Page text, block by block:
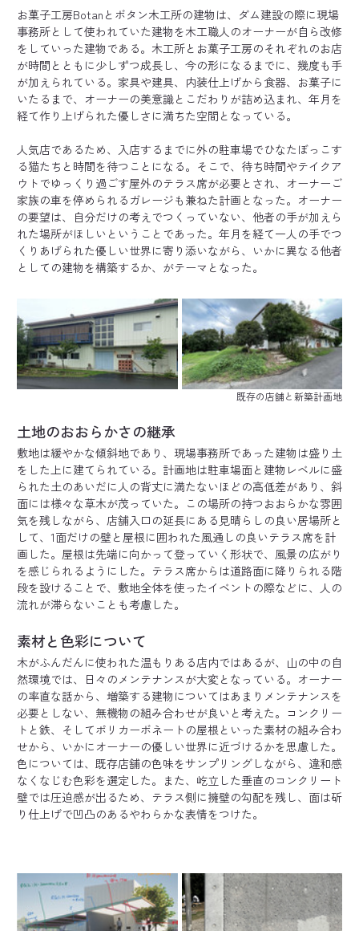
お菓子工房Botanとボタン木工所の建物は、ダム建設の際に現場
事務所として使われていた建物を木工職人のオーナーが自ら改修
をしていった建物である。木工所とお菓子工房のそれぞれのお店
が時間とともに少しずつ成長し、今の形になるまでに、幾度も手
が加えられている。家具や建具、内装仕上げから食器、お菓子に
いたるまで、オーナーの美意識とこだわりが詰め込まれ、年月を
経て作り上げられた優しさに満ちた空間となっている。
人気店であるため、入店するまでに外の駐車場でひなたぼっこす
る猫たちと時間を待つことになる。そこで、待ち時間やテイクア
ウトでゆっくり過ごす屋外のテラス席が必要とされ、オーナーご
家族の車を停められるガレージも兼ねた計画となった。オーナー
の要望は、自分だけの考えでつくっていない、他者の手が加えら
れた場所がほしいということであった。年月を経て一人の手でつ
くりあげられた優しい世界に寄り添いながら、いかに異なる他者
としての建物を構築するか、がテーマとなった。
既存の店舗と新築計画地
土地のおおらかさの継承
敷地は緩やかな傾斜地であり、現場事務所であった建物は盛り土
をした上に建てられている。計画地は駐車場面と建物レベルに盛
られた土のあいだに人の背丈に満たないほどの高低差があり、斜
面には様々な草木が茂っていた。この場所の持つおおらかな雰囲
気を残しながら、店舗入口の延長にある見晴らしの良い居場所と
して、1面だけの壁と屋根に囲われた風通しの良いテラス席を計
画した。屋根は先端に向かって登っていく形状で、風景の広がり
を感じられるようにした。テラス席からは道路面に降りられる階
段を設けることで、敷地全体を使ったイベントの際などに、人の
流れが滞らないことも考慮した。
素材と色彩について
木がふんだんに使われた温もりある店内ではあるが、山の中の自
然環境では、日々のメンテナンスが大変となっている。オーナー
の率直な話から、増築する建物についてはあまりメンテナンスを
必要としない、無機物の組み合わせが良いと考えた。コンクリー
トと鉄、そしてポリカーボネートの屋根といった素材の組み合わ
せから、いかにオーナーの優しい世界に近づけるかを思慮した。
色については、既存店舗の色味をサンプリングしながら、違和感
なくなじむ色彩を選定した。また、屹立した垂直のコンクリート
壁では圧迫感が出るため、テラス側に擁壁の勾配を残し、面は斫
り仕上げで凹凸のあるやわらかな表情をつけた。